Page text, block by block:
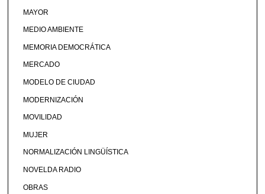
MAYOR
MEDIO AMBIENTE
MEMORIA DEMOCRÁTICA
MERCADO
MODELO DE CIUDAD
MODERNIZACIÓN
MOVILIDAD
MUJER
NORMALIZACIÓN LINGÜÍSTICA
NOVELDA RADIO
OBRAS